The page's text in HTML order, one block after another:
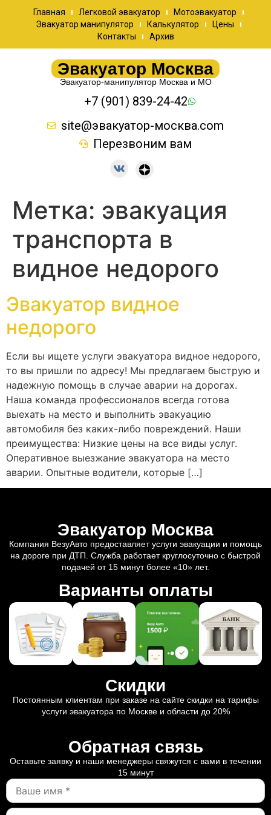
Главная Легковой эвакуатор
Мотоэвакуатор
Эвакуатор манипулятор
Калькулятор
Цены
Контакты
Архив
Эвакуатор Москва
Эвакуатор-манипулятор Москва и МО
+7 (901) 839-24-42
site@эвакуатор-москва.com
Перезвоним вам
Метка: эвакуация
транспорта в
видное недорого
Эвакуатор видное
недорого
Если вы ищете услуги эвакуатора видное недорого,
то вы пришли по адресу! Мы предлагаем быструю и
надежную помощь в случае аварии на дорогах.
Наша команда профессионалов всегда готова
выехать на место и выполнить эвакуацию
автомобиля без каких-либо повреждений. Наши
преимущества: Низкие цены на все виды услуг.
Оперативное выезжание эвакуатора на место
аварии. Опытные водители, которые […]
Эвакуатор Москва
Компания ВезуАвто предоставляет услуги эвакуации и помощь
на дороге при ДТП. Служба работает круглосуточно с быстрой
подачей от 15 минут более «10» лет.
Варианты оплаты
Скидки
Постоянным клиентам при заказе на сайте скидки на тарифы
услуги эвакуатора по Москве и области до 20%
Обратная связь
Оставьте заявку и наши менеджеры свяжутся с вами в течении
15 минут